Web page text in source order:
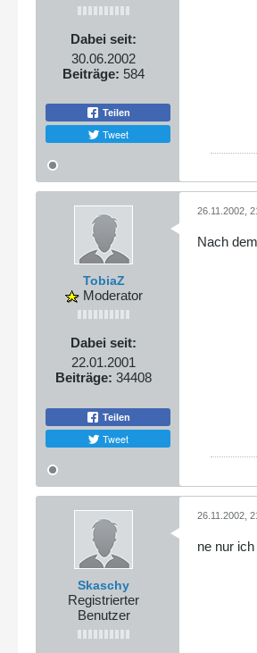
Dabei seit:
30.06.2002
Beiträge: 584
Teilen
Tweet
TobiaZ
Moderator
Dabei seit:
22.01.2001
Beiträge: 34408
Teilen
Tweet
26.11.2002,
Nach
Skaschy
Registrierter
Benutzer
26.11.2002,
ne nur